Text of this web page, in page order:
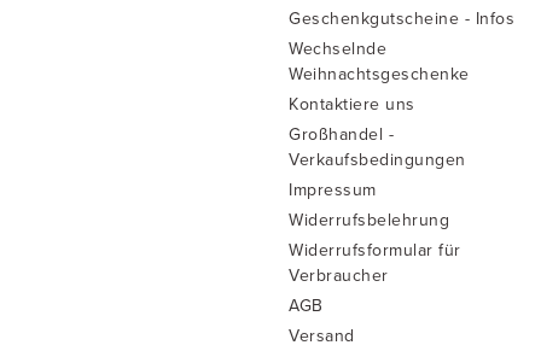
Geschenkgutscheine - Infos
Wechselnde
Weihnachtsgeschenke
Kontaktiere uns
Großhandel -
Verkaufsbedingungen
Impressum
Widerrufsbelehrung
Widerrufsformular für
Verbraucher
AGB
Versand